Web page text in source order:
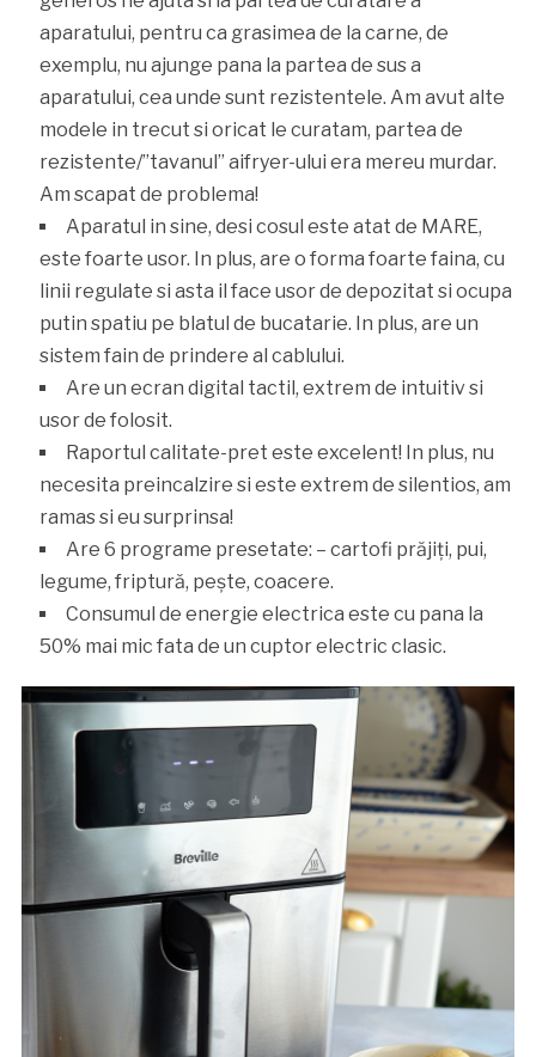
aparatului, pentru ca grasimea de la carne, de
exemplu, nu ajunge pana la partea de sus a
aparatului, cea unde sunt rezistentele. Am avut alte
modele in trecut si oricat le curatam, partea de
rezistente/”tavanul” aifryer-ului era mereu murdar.
Am scapat de problema!
Aparatul in sine, desi cosul este atat de MARE,
este foarte usor. In plus, are o forma foarte faina, cu
linii regulate si asta il face usor de depozitat si ocupa
putin spatiu pe blatul de bucatarie. In plus, are un
sistem fain de prindere al cablului.
Are un ecran digital tactil, extrem de intuitiv si
usor de folosit.
Raportul calitate-pret este excelent! In plus, nu
necesita preincalzire si este extrem de silentios, am
ramas si eu surprinsa!
Are 6 programe presetate: – cartofi prăjiți, pui,
legume, friptură, pește, coacere.
Consumul de energie electrica este cu pana la
50% mai mic fata de un cuptor electric clasic.